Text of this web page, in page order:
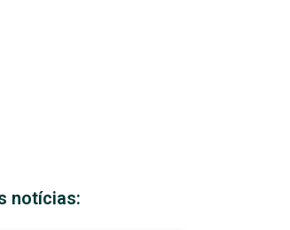
notícias: